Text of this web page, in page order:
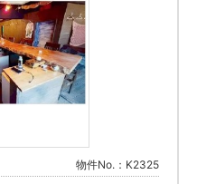
物件No.：K2325